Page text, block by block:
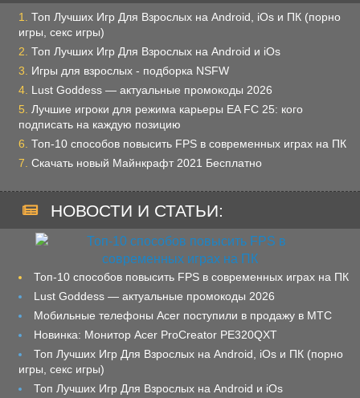
Топ Лучших Игр Для Взрослых на Android, iOs и ПК (порно
игры, секс игры)
Топ Лучших Игр Для Взрослых на Android и iOs
Игры для взрослых - подборка NSFW
Lust Goddess — актуальные промокоды 2026
Лучшие игроки для режима карьеры EA FC 25: кого
подписать на каждую позицию
Топ-10 способов повысить FPS в современных играх на ПК
Скачать новый Майнкрафт 2021 Бесплатно
НОВОСТИ И СТАТЬИ:
Топ-10 способов повысить FPS в современных играх на ПК
Lust Goddess — актуальные промокоды 2026
Мобильные телефоны Acer поступили в продажу в МТС
Новинка: Монитор Acer ProCreator PE320QXT
Топ Лучших Игр Для Взрослых на Android, iOs и ПК (порно
игры, секс игры)
Топ Лучших Игр Для Взрослых на Android и iOs